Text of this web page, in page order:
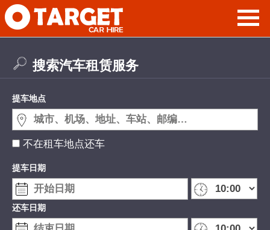
不在租车地点还车
搜索汽车租赁服务
提车地点
提车日期
还车日期